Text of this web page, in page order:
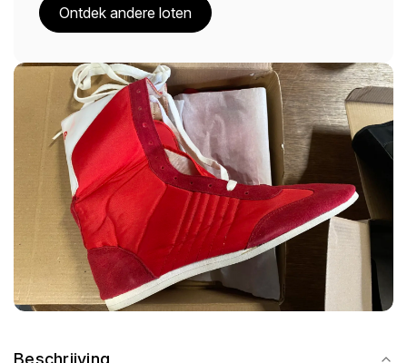
Beschrijving
Ontdek andere loten